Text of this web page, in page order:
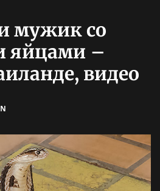
мужик со
яйцами –
видео